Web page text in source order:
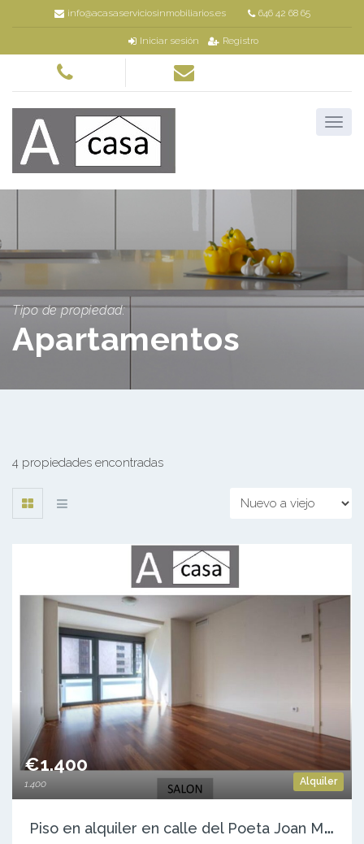
info@acasaserviciosinmobiliarios.es 646 42 68 65
Iniciar sesión Registro
Tipo de propiedad:
Apartamentos
4 propiedades encontradas
Alquiler
€1.400
1.400
P
iso en alquiler en calle del Poeta Joan Maragall, 56, Madrid